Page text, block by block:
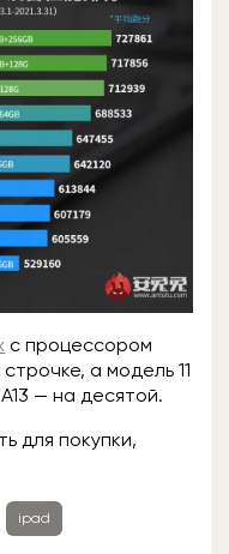
с процессором
а модель 11
— на десятой.
для покупки,
ipad